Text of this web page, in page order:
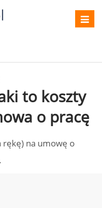
to koszty
o pracę
rękę) na umowę o